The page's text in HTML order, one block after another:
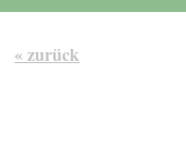
« zurück